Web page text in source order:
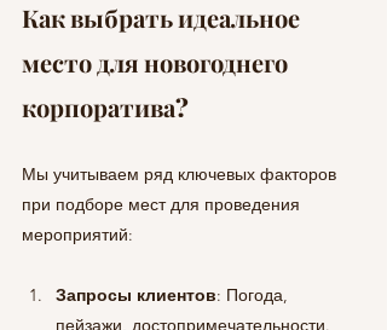
Как выбрать идеальное
место для новогоднего
корпоратива?
Мы учитываем ряд ключевых факторов
при подборе мест для проведения
мероприятий:
Запросы клиентов: Погода,
пейзажи, достопримечательности.